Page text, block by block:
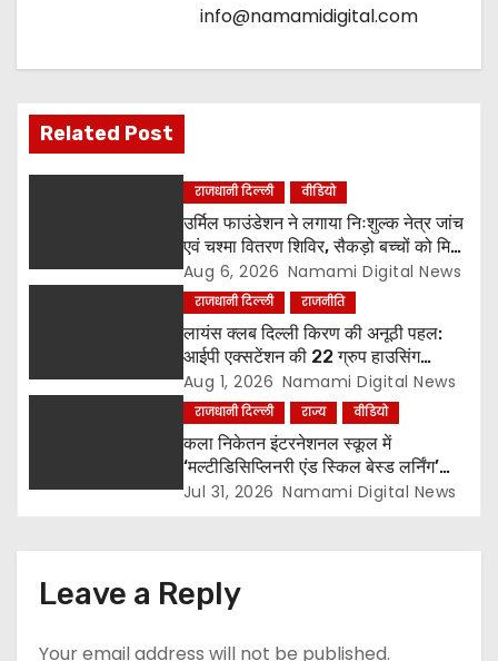
info@namamidigital.com
Related Post
राजधानी दिल्ली वीडियो
उर्मिल फाउंडेशन ने लगाया निःशुल्क नेत्र जांच
एवं चश्मा वितरण शिविर, सैकड़ो बच्चों को मिला
लाभ
Aug 6, 2026 Namami Digital News
राजधानी दिल्ली राजनीति
लायंस क्लब दिल्ली किरण की अनूठी पहल:
आईपी एक्सटेंशन की 22 ग्रुप हाउसिंग
सोसायटियों के बीच पर्यावरण संरक्षण एवं
पौधारोपण प्रतियोगिता, संयोजक लायन सुरेश
बिंदल की अहम भूमिका
Aug 1, 2026 Namami Digital News
राजधानी दिल्ली राज्य वीडियो
कला निकेतन इंटरनेशनल स्कूल में
‘मल्टीडिसिप्लिनरी एंड स्किल बेस्ड लर्निंग’
विषय पर शिक्षक सेमिनार आयोजित, टॉप-5
Jul 31, 2026 Namami Digital News
Leave a Reply
Your email address will not be published.